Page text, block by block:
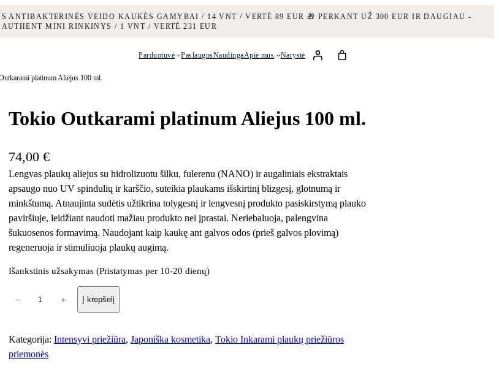
ANTIBAKTERINĖS VEIDO KAUKĖS GAMYBAI / 14 VNT / VERTĖ 89 EUR 🎁 PERKANT UŽ 300 EUR IR DAUGIAU -
MINI RINKINYS / 1 VNT / VERTĖ 231 EUR
Parduotuvė PaslaugosNaudingaApie mus Narystė
platinum Aliejus 100 ml.
Tokio Outkarami platinum Aliejus 100 ml.
74,00 €
Lengvas plaukų aliejus su hidrolizuotu šilku, fulerenu (NANO) ir augaliniais ekstraktais
apsaugo nuo UV spindulių ir karščio, suteikia plaukams išskirtinį blizgesį, glotnumą ir
minkštumą. Atnaujinta sudėtis užtikrina tolygesnį ir lengvesnį produkto pasiskirstymą plauko
paviršiuje, leidžiant naudoti mažiau produkto nei įprastai. Neriebaluoja, palengvina
šukuosenos formavimą. Naudojant kaip kaukę ant galvos odos (prieš galvos plovimą)
regeneruoja ir stimuliuoja plaukų augimą.
Išankstinis užsakymas (Pristatymas per 10-20 dienų)
d
u
− + Į krepšelį
Kategorija: Intensyvi priežiūra, Japoniška kosmetika, Tokio Inkarami plaukų priežiūros
priemonės